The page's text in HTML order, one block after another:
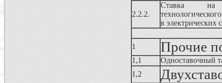
2.2.2.
Ставка
в электрических
1 Прочие
1,1
Одноставочный
1,2